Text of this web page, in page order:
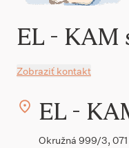
EL - KAM
Zobraziť kontakt
EL -
Okružná 999/3,